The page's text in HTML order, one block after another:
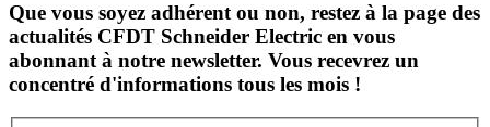
Que vous soyez adhérent ou non, restez à la page des
actualités CFDT Schneider Electric en vous
abonnant à notre newsletter. Vous recevrez un
concentré d'informations tous les mois !